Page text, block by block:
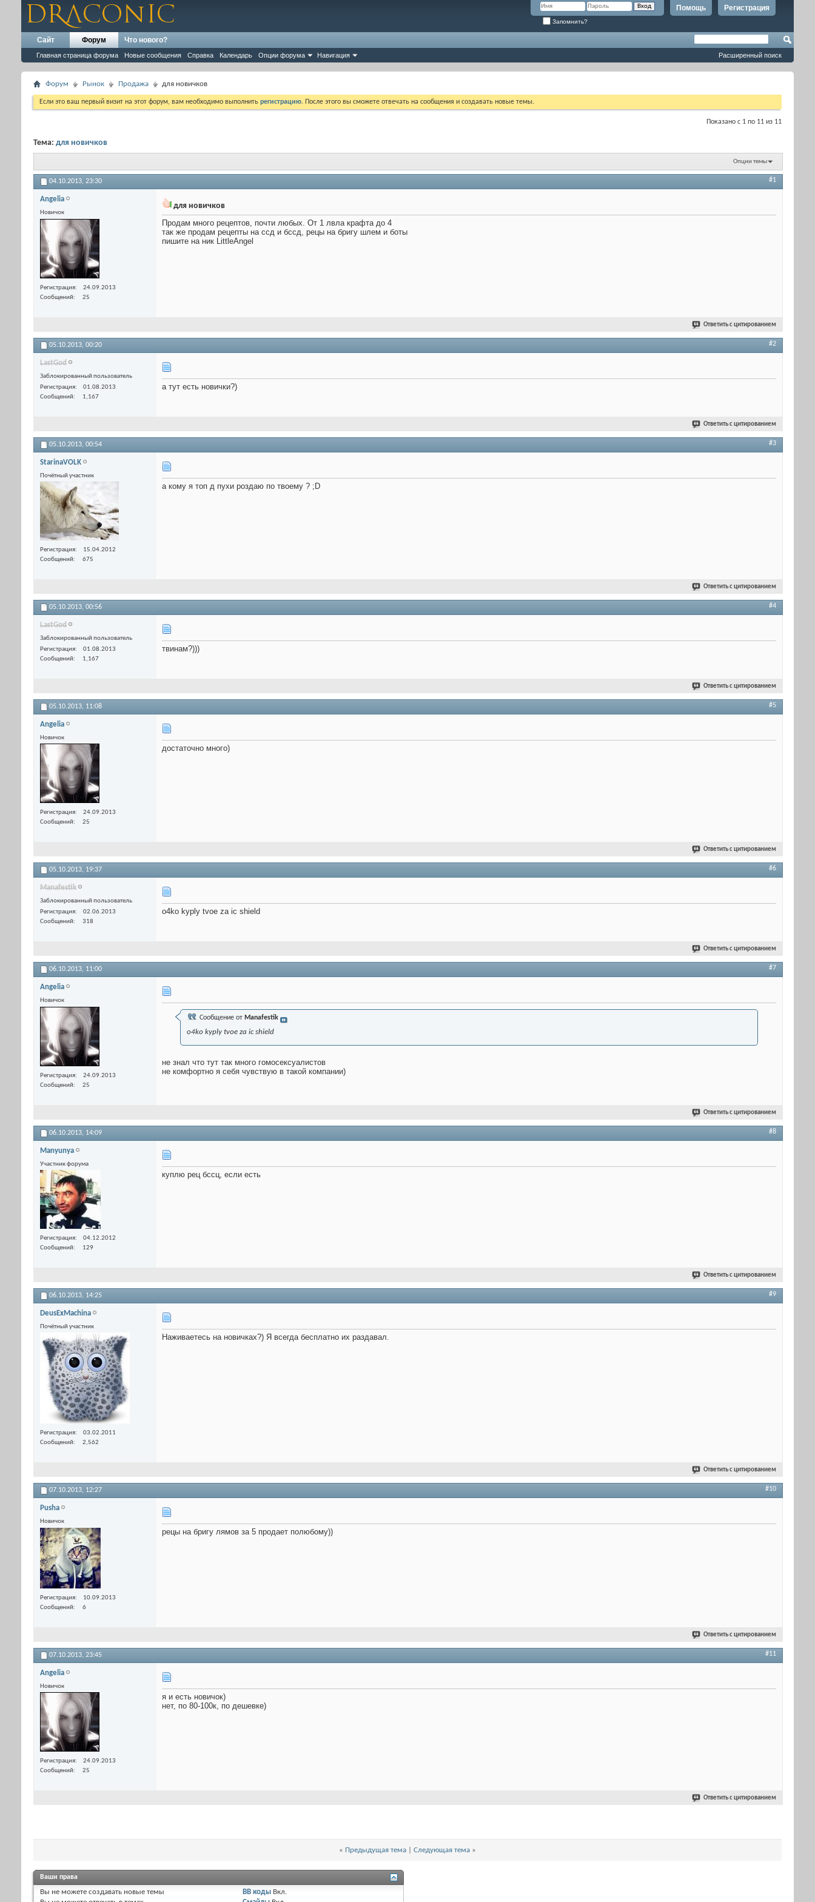
Регистрация
Помощь
Запомнить?
Сайт Форум
Главная страница форума Новые сообщения Справка Календарь Опции форума Навигация
Что нового?
Расширенный поиск
Форум Рынок Продажа для новичков
Если это ваш первый визит на этот форум, вам необходимо выполнить регистрацию. После этого вы сможете отвечать на сообщения и создавать новые темы.
Показано с 1 по 11 из 11
Тема: для новичков
Опции темы
04.10.2013, 23:30 #1
Angelia
Новичок
Регистрация
24.09.2013
Сообщений
25
для новичков
Продам много рецептов, почти любых. От 1 лвла крафта до 4
так же продам рецепты на ссд и бссд, рецы на бригу шлем и боты
пишите на ник LittleAngel
Ответить с цитированием
05.10.2013, 00:20 #2
LastGod
Заблокированный пользователь
Регистрация
01.08.2013
Сообщений
1,167
а тут есть новички?)
Ответить с цитированием
05.10.2013, 00:54 #3
StarinaVOLK
Почётный участник
Регистрация
15.04.2012
Сообщений
675
а кому я топ д пухи роздаю по твоему ? ;D
Ответить с цитированием
05.10.2013, 00:56 #4
LastGod
Заблокированный пользователь
Регистрация
01.08.2013
Сообщений
1,167
твинам?)))
Ответить с цитированием
05.10.2013, 11:08 #5
Angelia
Новичок
Регистрация
24.09.2013
Сообщений
25
достаточно много)
Ответить с цитированием
05.10.2013, 19:37 #6
Manafestik
Заблокированный пользователь
Регистрация
02.06.2013
Сообщений
318
o4ko kyply tvoe za ic shield
Ответить с цитированием
06.10.2013, 11:00 #7
Angelia
Новичок
Регистрация
24.09.2013
Сообщений
25
Сообщение от Manafestik
o4ko kyply tvoe za ic shield
не знал что тут так много гомосексуалистов
не комфортно я себя чувствую в такой компании)
Ответить с цитированием
06.10.2013, 14:09 #8
Manyunya
Участник форума
Регистрация
04.12.2012
Сообщений
129
куплю рец бссц, если есть
Ответить с цитированием
06.10.2013, 14:25 #9
DeusExMachina
Почётный участник
Регистрация
03.02.2011
Сообщений
2,562
Наживаетесь на новичках?) Я всегда бесплатно их раздавал.
Ответить с цитированием
07.10.2013, 12:27 #10
Pusha
Новичок
Регистрация
10.09.2013
Сообщений
6
рецы на бригу лямов за 5 продает полюбому))
Ответить с цитированием
07.10.2013, 23:45 #11
Angelia
Новичок
Регистрация
24.09.2013
Сообщений
25
я и есть новичок)
нет, по 80-100к, по дешевке)
Ответить с цитированием
« Предыдущая тема Следующая тема »
Ваши права
Вы не можете создавать новые темы
BB коды Вкл.